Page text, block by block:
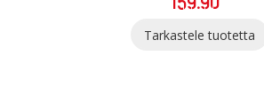
Tarkastele tuotetta